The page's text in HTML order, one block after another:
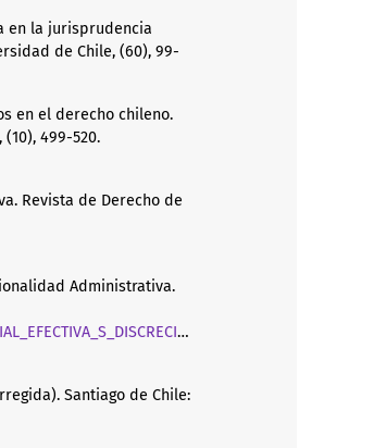
en la jurisprudencia
de Chile, (60), 99-
en el derecho chileno.
499-520.
Revista de Derecho de
Administrativa.
Santiago de Chile: